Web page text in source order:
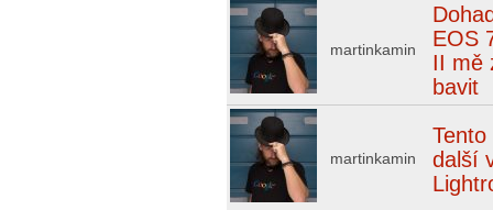
martinkamin
EOS
II mě
bavit
martinkamin
další